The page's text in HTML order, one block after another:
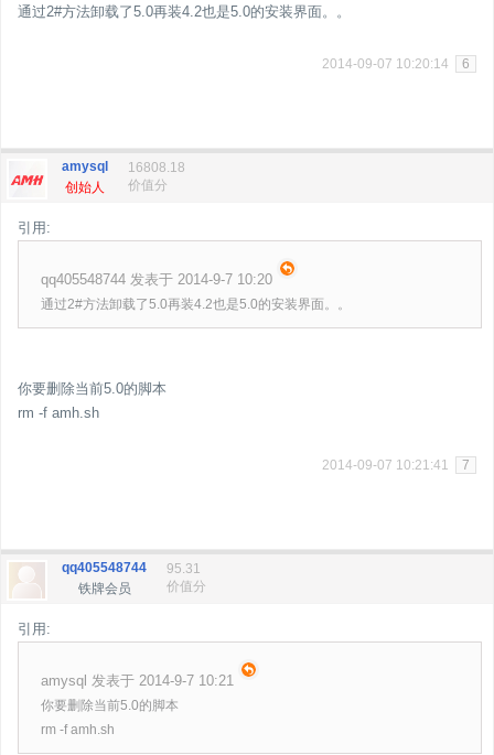
通过2#方法卸载了5.0再装4.2也是5.0的安装界面。。
2014-09-07 10:20:14 6
amysql
创始人
16808.18
价值分
引用:
qq405548744 发表于 2014-9-7 10:20
通过2#方法卸载了5.0再装4.2也是5.0的安装界面。。
你要删除当前5.0的脚本
rm -f amh.sh
2014-09-07 10:21:41 7
qq405548744
铁牌会员
95.31
价值分
引用:
amysql 发表于 2014-9-7 10:21
你要删除当前5.0的脚本
rm -f amh.sh